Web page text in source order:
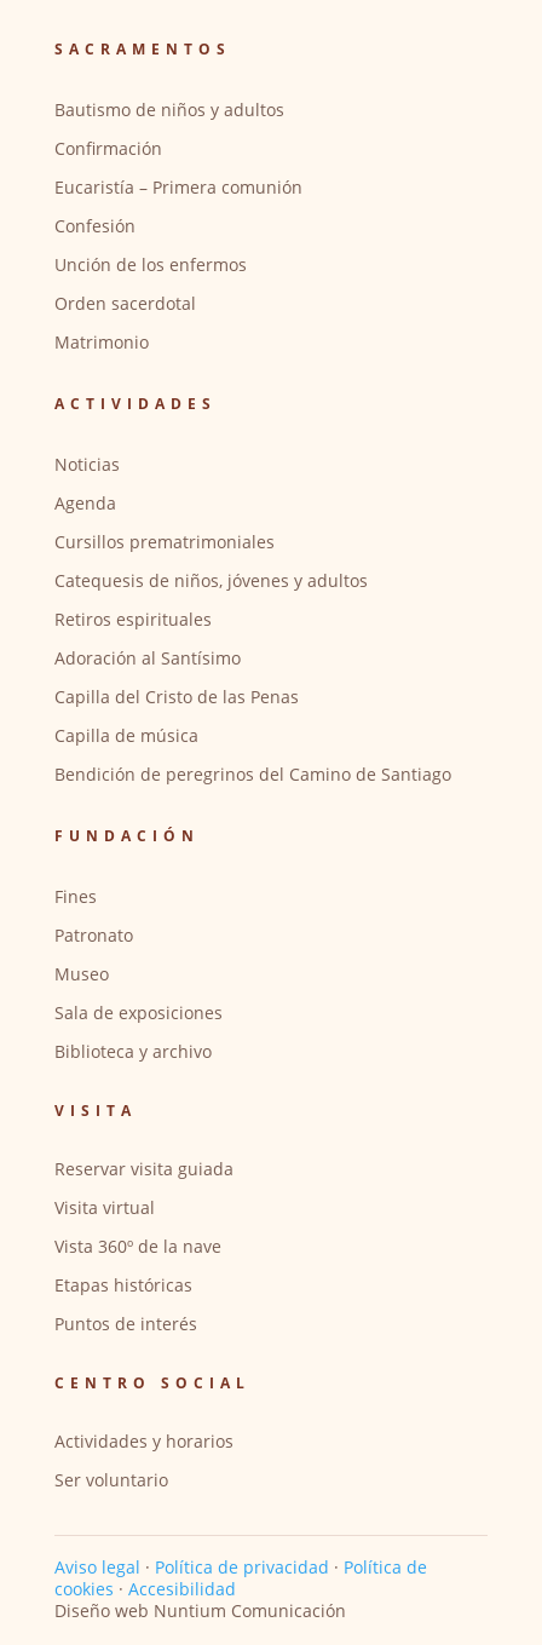
SACRAMENTOS
Bautismo de niños y adultos
Confirmación
Eucaristía – Primera comunión
Confesión
Unción de los enfermos
Orden sacerdotal
Matrimonio
ACTIVIDADES
Noticias
Agenda
Cursillos prematrimoniales
Catequesis de niños, jóvenes y adultos
Retiros espirituales
Adoración al Santísimo
Capilla del Cristo de las Penas
Capilla de música
Bendición de peregrinos del Camino de Santiago
FUNDACIÓN
Fines
Patronato
Museo
Sala de exposiciones
Biblioteca y archivo
VISITA
Reservar visita guiada
Visita virtual
Vista 360º de la nave
Etapas históricas
Puntos de interés
CENTRO SOCIAL
Actividades y horarios
Ser voluntario
Aviso legal · Política de privacidad · Política de
cookies · Accesibilidad
Diseño web Nuntium Comunicación